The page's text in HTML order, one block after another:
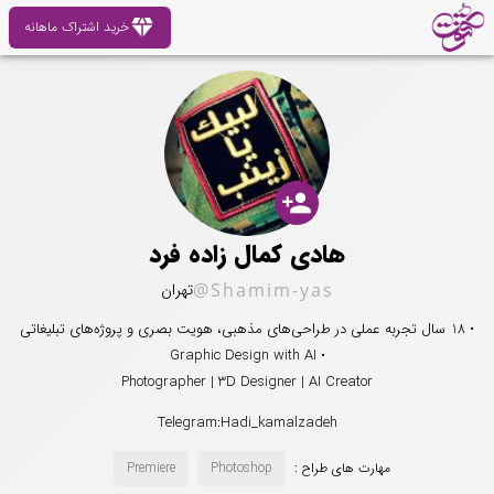
diamondخرید اشتراک ماهانه
person_add
هادی کمال زاده فرد
@Shamim-yasتهران
• 18 سال تجربه عملی در طراحی‌های مذهبی، هویت بصری و پروژه‌های تبلیغاتی
• Graphic Design with AI
Photographer | 3D Designer | AI Creator
Telegram:Hadi_kamalzadeh
مهارت های طراح : Photoshop
Premiere